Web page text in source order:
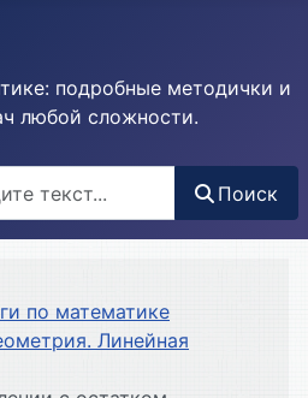
подробные методички и
любой сложности.
Поиск
по математике
Линейная